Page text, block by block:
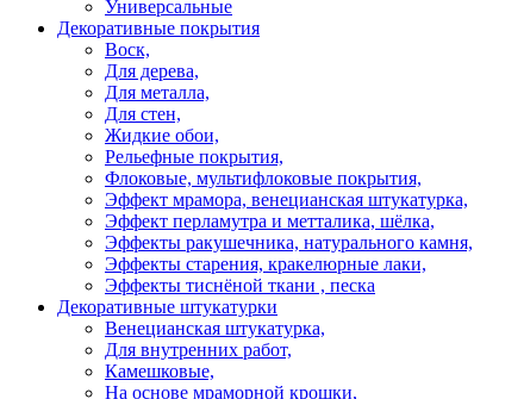
Универсальные
Декоративные покрытия
Воск,
Для дерева,
Для металла,
Для стен,
Жидкие обои,
Рельефные покрытия,
Флоковые, мультифлоковые покрытия,
Эффект мрамора, венецианская штукатурка,
Эффект перламутра и метталика, шёлка,
Эффекты ракушечника, натурального камня,
Эффекты старения, кракелюрные лаки,
Эффекты тиснёной ткани , песка
Декоративные штукатурки
Венецианская штукатурка,
Для внутренних работ,
Камешковые,
На основе мраморной крошки,